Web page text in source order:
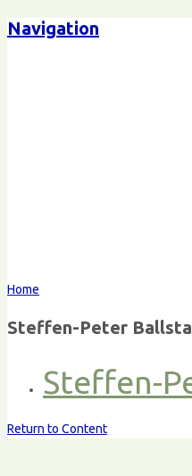
Navigation
Home
Steffen-Peter
Steffen-
Return to Content